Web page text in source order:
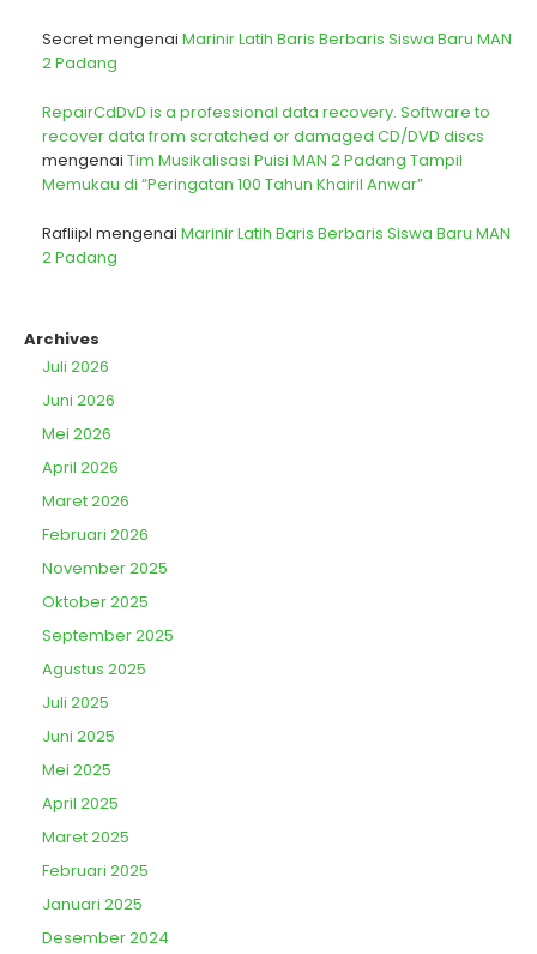
Secretmengenai Marinir Latih Baris Berbaris Siswa Baru MAN
2 Padang
RepairCdDvD is a professional data recovery. Software to
recover data from scratched or damaged CD/DVD discs
mengenai Tim Musikalisasi Puisi MAN 2 Padang Tampil
Memukau di “Peringatan 100 Tahun Khairil Anwar”
Rafliipl mengenai Marinir Latih Baris Berbaris Siswa Baru MAN
2 Padang
Archives
Juli 2026
Juni 2026
Mei 2026
April 2026
Maret 2026
Februari 2026
November 2025
Oktober 2025
September 2025
Agustus 2025
Juli 2025
Juni 2025
Mei 2025
April 2025
Maret 2025
Februari 2025
Januari 2025
Desember 2024